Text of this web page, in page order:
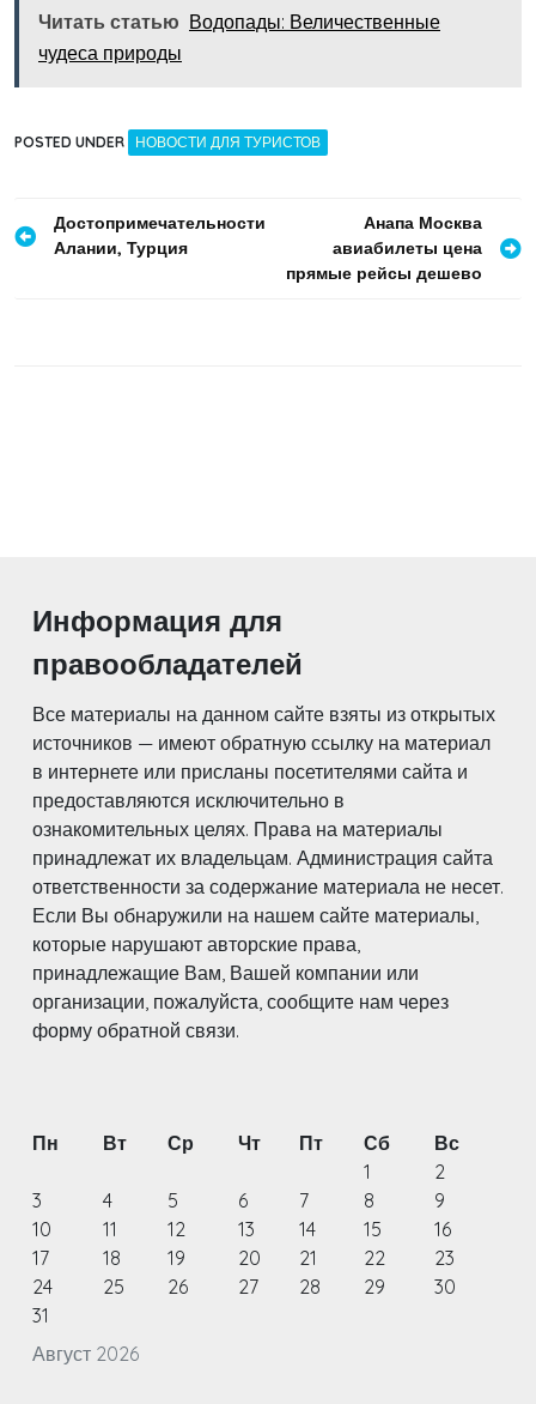
Читать статью Водопады: Величественные
чудеса природы
POSTED UNDER НОВОСТИ ДЛЯ ТУРИСТОВ
Навигация
Достопримечательности
Алании, Турция
Анапа Москва
авиабилеты цена
прямые рейсы дешево
Информация для
правообладателей
Все материалы на данном сайте взяты из открытых
источников — имеют обратную ссылку на материал
в интернете или присланы посетителями сайта и
предоставляются исключительно в
ознакомительных целях. Права на материалы
принадлежат их владельцам. Администрация сайта
ответственности за содержание материала не несет.
Если Вы обнаружили на нашем сайте материалы,
которые нарушают авторские права,
принадлежащие Вам, Вашей компании или
организации, пожалуйста, сообщите нам через
форму обратной связи.
Август 2026
Пн Вт Ср Чт Пт Сб
Вс
1
2
3
4 5 6 7 8
9
10
11 12 13 14 15
16
17
18 19 20 21 22
23
24
25 26 27 28 29
30
31